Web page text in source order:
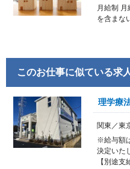
月給制
を含まな
このお仕事に似ている求
理学療
関東／東
※給与額
決定いた
【別途支